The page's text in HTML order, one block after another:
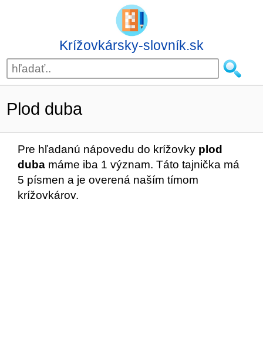
Krížovkársky-slovník.sk
Plod duba
Pre hľadanú nápovedu do krížovky plod
duba máme iba 1 význam. Táto tajnička má
5 písmen a je overená naším tímom
krížovkárov.